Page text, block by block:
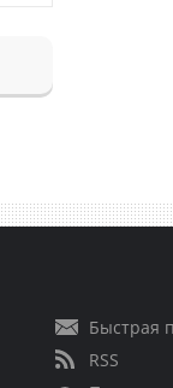
Быстрая
RSS